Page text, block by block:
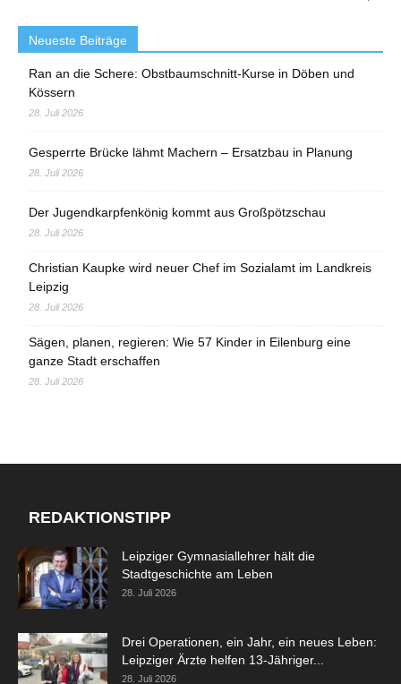
Neueste Beiträge
Ran an die Schere: Obstbaumschnitt-Kurse in Döben und
Kössern
28. Juli 2026
Gesperrte Brücke lähmt Machern – Ersatzbau in Planung
28. Juli 2026
Der Jugendkarpfenkönig kommt aus Großpötzschau
28. Juli 2026
Christian Kaupke wird neuer Chef im Sozialamt im Landkreis
Leipzig
28. Juli 2026
Sägen, planen, regieren: Wie 57 Kinder in Eilenburg eine
ganze Stadt erschaffen
28. Juli 2026
REDAKTIONSTIPP
Leipziger Gymnasiallehrer hält die
Stadtgeschichte am Leben
28. Juli 2026
Drei Operationen, ein Jahr, ein neues Leben:
Leipziger Ärzte helfen 13-Jähriger...
28. Juli 2026